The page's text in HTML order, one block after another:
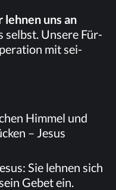
uns an
selbst. Un­se­re Für­
mit sei­
Him­mel und
– Je­sus
Sie leh­nen sich
Ge­bet ein.